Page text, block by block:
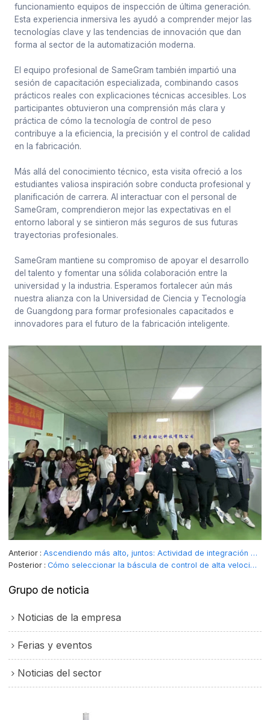
funcionamiento equipos de inspección de última generación.
Esta experiencia inmersiva les ayudó a comprender mejor las
tecnologías clave y las tendencias de innovación que dan
forma al sector de la automatización moderna.
El equipo profesional de SameGram también impartió una
sesión de capacitación especializada, combinando casos
prácticos reales con explicaciones técnicas accesibles. Los
participantes obtuvieron una comprensión más clara y
práctica de cómo la tecnología de control de peso
contribuye a la eficiencia, la precisión y el control de calidad
en la fabricación.
Más allá del conocimiento técnico, esta visita ofreció a los
estudiantes valiosa inspiración sobre conducta profesional y
planificación de carrera. Al interactuar con el personal de
SameGram, comprendieron mejor las expectativas en el
entorno laboral y se sintieron más seguros de sus futuras
trayectorias profesionales.
SameGram mantiene su compromiso de apoyar el desarrollo
del talento y fomentar una sólida colaboración entre la
universidad y la industria. Esperamos fortalecer aún más
nuestra alianza con la Universidad de Ciencia y Tecnología
de Guangdong para formar profesionales capacitados e
innovadores para el futuro de la fabricación inteligente.
Anterior
Ascendiendo más alto, juntos: Actividad de integración de equipos de SameGram en la montaña Luofu.
Posterior
Cómo seleccionar la báscula de control de alta velocidad adecuada: comience por comprender sus necesidades.
Grupo de noticia
Noticias de la empresa
Ferias y eventos
Noticias del sector